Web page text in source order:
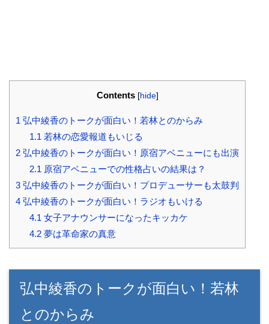
Contents [hide]
1 弘中綾香のトークが面白い！若林とのからみ
1.1若林の恋愛報道もいじる
2 弘中綾香のトークが面白い！原宿アベニューにも出演
2.1原宿アベニューでの性格占いの結果は？
3 弘中綾香のトークが面白い！プロデューサーも太鼓判
4 弘中綾香のトークが面白い！ラジオもいける
4.1女子アナウンサーになったキッカケ
4.2夢は革命家の真意
弘中綾香のトークが面白い！若林
とのからみ